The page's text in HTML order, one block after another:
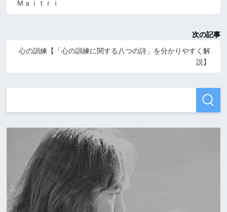
Ｍａｉｔｒｉ
次の記事
心の訓練【「心の訓練に関する八つの詩」を分かりやすく解
説】